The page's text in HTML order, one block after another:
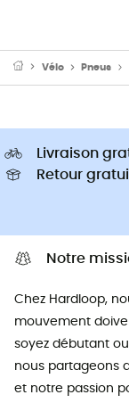
Vélo Pneus
Livraison
Retour
Notre
Chez Hardloop,
mouvement
soyez débutant
nous partageons
et notre passion